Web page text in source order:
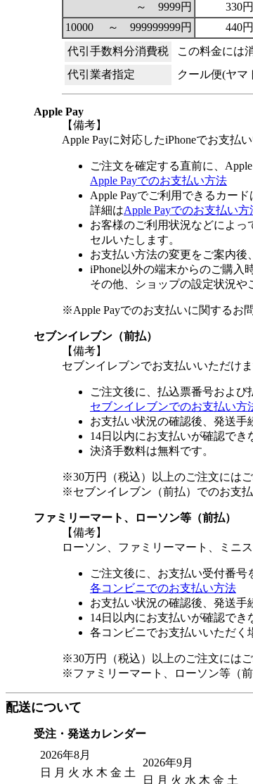
～ 9999円
330円
10000 ～ 999999999円
440円
代引手数料分消費税
この料金には
代引業者指定
クール便(ヤマ
Apple Pay
【備考】
Apple Payに対応したiPhoneでお支払
ご注文を確定する直前に、
Apple Payでのお支払い方法
Apple Payでご利用できるカー
詳細はApple Payでのお支払い方
お客様のご利用状況などによっ
セルいたします。
お支払い方法の変更をご案内後
iPhone以外の端末からのご購入
その他、ショップの設定状況や
※Apple Payでのお支払いに関するお
セブンイレブン（前払）
【備考】
セブンイレブンでお支払いいただけま
ご注文後に、払込票番号および
セブンイレブンでのお支払い方
お支払い状況の確認後、発送手
14日以内にお支払いが確認でき
決済手数料は無料です。
※30万円（税込）以上のご注文にはご
※セブンイレブン（前払）でのお支
ファミリーマート、ローソン等（前払）
【備考】
ローソン、ファミリーマート、ミニ
ご注文後に、お支払い受付番号
各コンビニでのお支払い方法
お支払い状況の確認後、発送手
14日以内にお支払いが確認でき
各コンビニでお支払いいただく
※30万円（税込）以上のご注文にはご
※ファミリーマート、ローソン等（
配送について
受注・発送カレンダー
2026年8月
日
月 火 水 木 金 土
2026年9月
日
月 火 水 木 金 土